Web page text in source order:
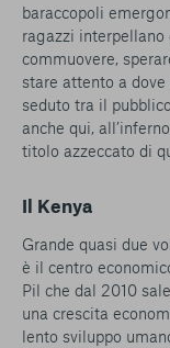
baraccopoli
ragazzi
commuovere,
stare attento a
seduto tra il
anche qui,
titolo azzeccato di
Il Kenya
Grande quasi due
è il centro
Pil che dal 2010
una crescita
lento sviluppo